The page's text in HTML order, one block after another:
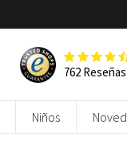
762 Reseñas
Niños